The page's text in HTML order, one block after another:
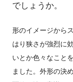
でしょうか。
形のイメージから
はり狭さが強烈に
いとか色々なこと
ました。外形の決